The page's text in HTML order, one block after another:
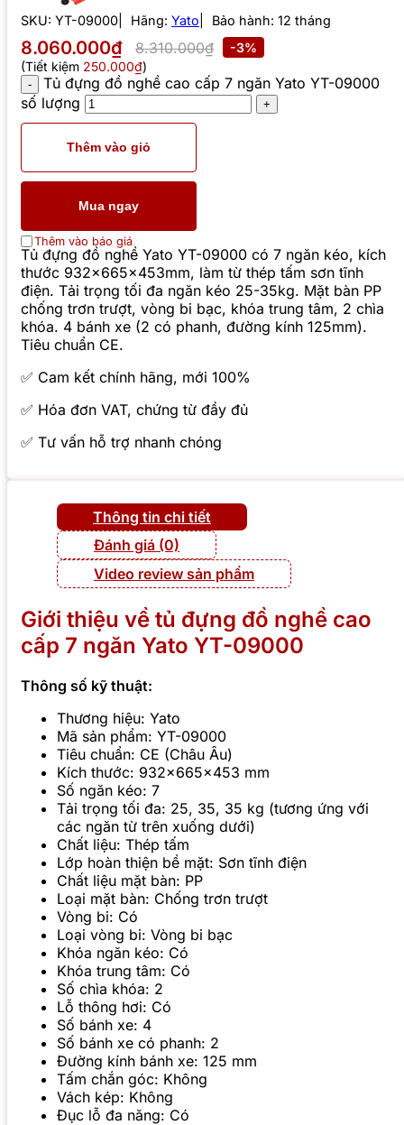
SKU: YT-09000 Hãng: Yato Bảo hành: 12 tháng
8.060.000₫ 8.310.000₫
-3%
(Tiết kiệm 250.000₫)
Tủ đựng đồ nghề cao cấp 7 ngăn Yato YT-09000
số lượng
Thêm vào giỏ
Mua ngay
Thêm vào báo giá
Tủ đựng đồ nghề Yato YT-09000 có 7 ngăn kéo, kích
thước 932x665x453mm, làm từ thép tấm sơn tĩnh
điện. Tải trọng tối đa ngăn kéo 25-35kg. Mặt bàn PP
chống trơn trượt, vòng bi bạc, khóa trung tâm, 2 chìa
khóa. 4 bánh xe (2 có phanh, đường kính 125mm).
Tiêu chuẩn CE.
✅ Cam kết chính hãng, mới 100%
✅ Hóa đơn VAT, chứng từ đầy đủ
✅ Tư vấn hỗ trợ nhanh chóng
Thông tin chi tiết
Đánh giá (0)
Video review sản phẩm
Giới thiệu về tủ đựng đồ nghề cao
cấp 7 ngăn Yato YT-09000
Thông số kỹ thuật:
Thương hiệu: Yato
Mã sản phẩm: YT-09000
Tiêu chuẩn: CE (Châu Âu)
Kích thước: 932x665x453 mm
Số ngăn kéo: 7
Tải trọng tối đa: 25, 35, 35 kg (tương ứng với
các ngăn từ trên xuống dưới)
Chất liệu: Thép tấm
Lớp hoàn thiện bề mặt: Sơn tĩnh điện
Chất liệu mặt bàn: PP
Loại mặt bàn: Chống trơn trượt
Vòng bi: Có
Loại vòng bi: Vòng bi bạc
Khóa ngăn kéo: Có
Khóa trung tâm: Có
Số chìa khóa: 2
Lỗ thông hơi: Có
Số bánh xe: 4
Số bánh xe có phanh: 2
Đường kính bánh xe: 125 mm
Tấm chắn góc: Không
Vách kép: Không
Đục lỗ đa năng: Có